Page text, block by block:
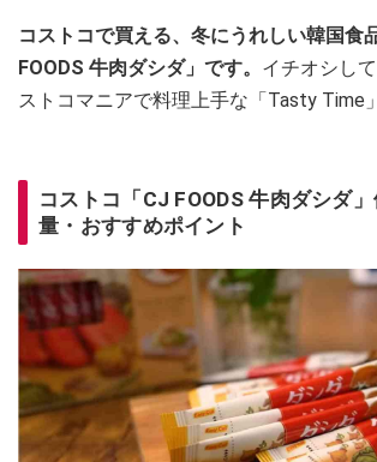
コストコで買える、冬にうれしい韓国食
FOODS 牛肉ダシダ」です。 イチオシし
ストコマニアで料理上手な「Tasty Time
コストコ「CJ FOODS 牛肉ダシダ
量・おすすめポイント